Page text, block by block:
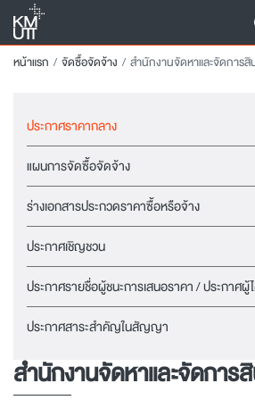
หน้าแรก จัดซื้อจัดจ้าง สำนักงานจัดหาและจัดการ
ประกาศราคากลาง
แผนการจัดซื้อจัดจ้าง
ร่างเอกสารประกวดราคาซื้อหรือจ้าง
ประกาศเชิญชวน
ประกาศรายชื่อผู้ชนะการเสนอราคา / ประกาศ
ประกาศสาระสำคัญในสัญญา
สำนักงานจัดหาและจัดกา